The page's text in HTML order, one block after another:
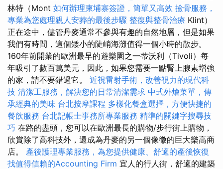
林特（Mont 如何辦理柬埔寨簽證，簡單又高效 撿骨服務，
專業為您處理親人安葬的最後步驟 整復與整骨治療 Klint）
正在途中，儘管丹麥通常不參與有趣的自然地層，但是如果
我們有時間，這個矮小的陡峭海灘值得一個小時的散步。
160年前開業的歐洲最早的遊樂園之一蒂沃利（Tivoli）每
年吸引了數百萬美元，因此，如果您需要一點腎上腺素增強
的家，請不要錯過它。 近視雷射手術，改善視力的現代科
技 清潔工服務，解決您的日常清潔需求 中式外燴菜單，傳
承經典的美味 台北按摩課程 多樣化餐盒選擇，方便快捷的
餐飲服務 台北記帳士事務所專業服務 精準的關鍵字搜尋技
巧 在路的盡頭，您可以在歐洲最長的購物/步行街上購物，
欣賞除了高科技外，還成為丹麥的另一個像徵的巨大樂高商
店。 產後護理專業服務，為您提供健康、舒適的產後恢復
找值得信賴的Accounting Firm 宜人的行人街，舒適的建築